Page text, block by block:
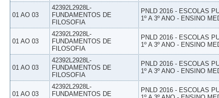
01 AO 03
42392L2928L-
FUNDAMENTOS DE
FILOSOFIA
PNLD 2016 - ESCOLAS
1º A 3º ANO - ENSINO
01 AO 03
42392L2928L-
FUNDAMENTOS DE
FILOSOFIA
PNLD 2016 - ESCOLAS
1º A 3º ANO - ENSINO
01 AO 03
42392L2928L-
FUNDAMENTOS DE
FILOSOFIA
PNLD 2016 - ESCOLAS
1º A 3º ANO - ENSINO
01 AO 03
42392L2928L-
FUNDAMENTOS DE
PNLD 2016 - ESCOLAS